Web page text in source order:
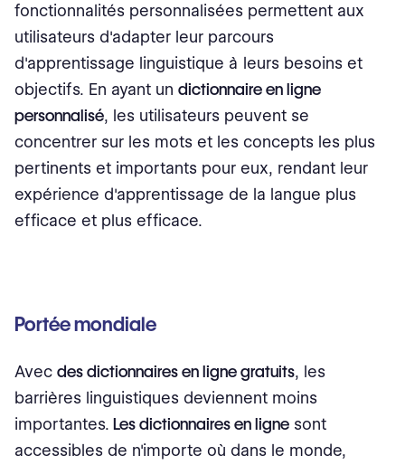
fonctionnalités personnalisées permettent aux
utilisateurs d'adapter leur parcours
d'apprentissage linguistique à leurs besoins et
objectifs. En ayant un dictionnaire en ligne
personnalisé, les utilisateurs peuvent se
concentrer sur les mots et les concepts les plus
pertinents et importants pour eux, rendant leur
expérience d'apprentissage de la langue plus
efficace et plus efficace.
Portée mondiale
Avec des dictionnaires en ligne gratuits, les
barrières linguistiques deviennent moins
importantes. Les dictionnaires en ligne sont
accessibles de n'importe où dans le monde,